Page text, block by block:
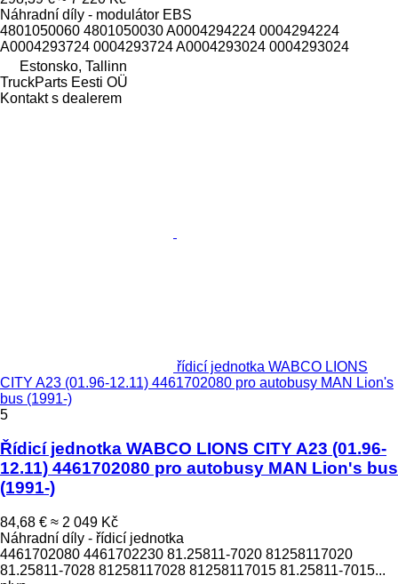
Náhradní díly - modulátor EBS
4801050060 4801050030 A0004294224 0004294224
A0004293724 0004293724 A0004293024 0004293024
Estonsko, Tallinn
TruckParts Eesti OÜ
Kontakt s dealerem
řídicí jednotka WABCO LIONS
CITY A23 (01.96-12.11) 4461702080 pro autobusy MAN Lion's
bus (1991-)
5
Řídicí jednotka WABCO LIONS CITY A23 (01.96-
12.11) 4461702080 pro autobusy MAN Lion's bus
(1991-)
84,68 € ≈ 2 049 Kč
Náhradní díly - řídicí jednotka
4461702080 4461702230 81.25811-7020 81258117020
81.25811-7028 81258117028 81258117015 81.25811-7015...